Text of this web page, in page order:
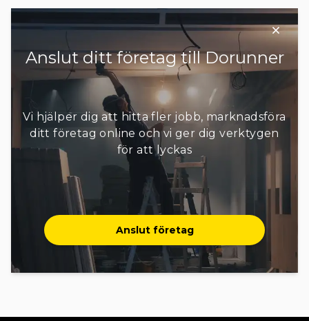
Anslut ditt företag till Dorunner
Vi hjälper dig att hitta fler jobb, marknadsföra
ditt företag online och vi ger dig verktygen
för att lyckas
Anslut företag